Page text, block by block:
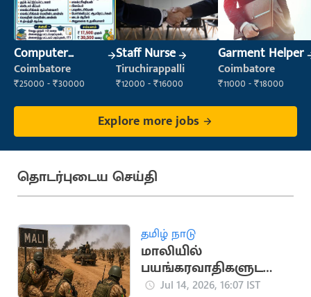
Computer
Operator
Coimbatore
₹25000 - ₹30000
Staff Nurse
Tiruchirappalli
₹12000 - ₹16000
Garment Helper
Coimbatore
₹11000 - ₹18000
Explore more jobs
தொடர்புடைய செய்தி
தமிழ் நாடு
மாலியில்
பயங்கரவாதிகளுடனா
ன மோதலில் 30
Jul 14, 2026, 16:07 IST